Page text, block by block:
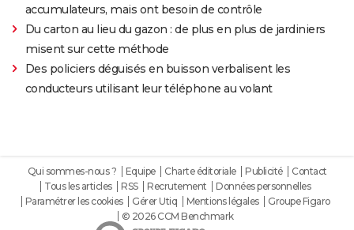
accumulateurs, mais ont besoin de contrôle
Du carton au lieu du gazon : de plus en plus de jardiniers
misent sur cette méthode
Des policiers déguisés en buisson verbalisent les
conducteurs utilisant leur téléphone au volant
Qui sommes-nous ? Equipe Charte éditoriale Publicité
Contact
Tous les articles
RSS Recrutement
Données personnelles
Paramétrer les cookies
Gérer Utiq Mentions légales
Groupe Figaro
© 2026 CCM Benchmark